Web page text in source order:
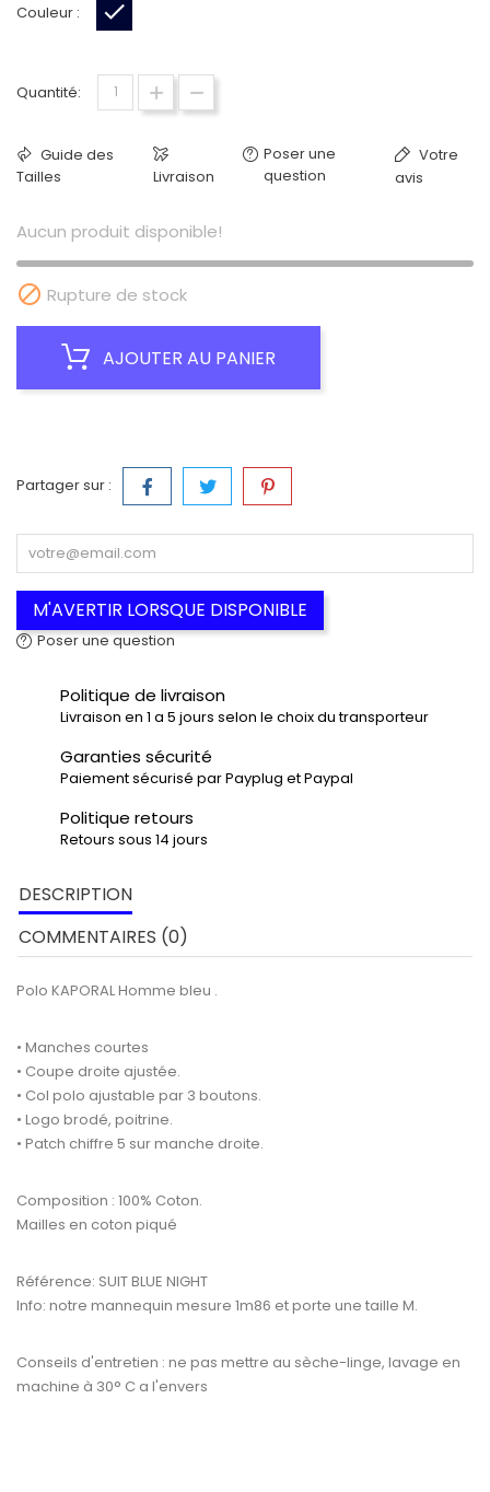
Couleur :
Quantité:
Guide des
Tailles
Livraison
Poser une
question
Votre
avis
Aucun produit disponible!
 Rupture de stock
AJOUTER AU PANIER
Partager sur :
M'AVERTIR LORSQUE DISPONIBLE
Poser une question
Politique de livraison
Livraison en 1 a 5 jours selon le choix du transporteur
Garanties sécurité
Paiement sécurisé par Payplug et Paypal
Politique retours
Retours sous 14 jours
DESCRIPTION
COMMENTAIRES (0)
Polo KAPORAL Homme bleu .
• Manches courtes
• Coupe droite ajustée.
• Col polo ajustable par 3 boutons.
• Logo brodé, poitrine.
• Patch chiffre 5 sur manche droite.
Composition : 100% Coton.
Mailles en coton piqué
Référence: SUIT BLUE NIGHT
Info: notre mannequin mesure 1m86 et porte une taille M.
Conseils d'entretien : ne pas mettre au sèche-linge, lavage en
machine à 30° C a l'envers